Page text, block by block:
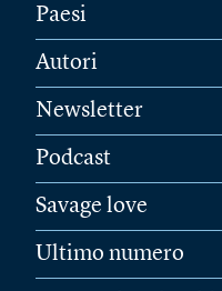
Paesi
Autori
Newsletter
Podcast
Savage love
Ultimo numero